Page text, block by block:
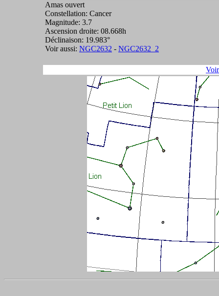
Amas ouvert
Constellation: Cancer
Magnitude: 3.7
Ascension droite: 08.668h
Déclinaison: 19.983°
Voir aussi: NGC2632 - NGC2632_2